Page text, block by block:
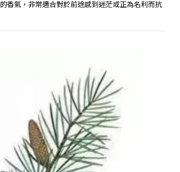
香氣，非常適合對於前途感到迷茫或正為名利而抗